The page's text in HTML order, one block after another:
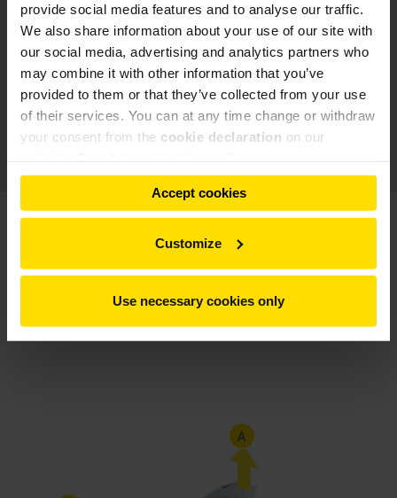
provide social media features and to analyse our traffic.
We also share information about your use of our site with
our social media, advertising and analytics partners who
may combine it with other information that you’ve
provided to them or that they’ve collected from your use
of their services. You can at any time change or withdraw
your consent from the cookie declaration on our
Accept cookies
Customize
Use necessary cookies only
Démarrage et arrêt rapides
Pas de revêtement céramique, exécution en tôle
d'acier tolérant les variations de température.
Principe de conception et données
Sélectionnez l'application envisagée
Ciment et laitier granulé de haut-fourneau
A